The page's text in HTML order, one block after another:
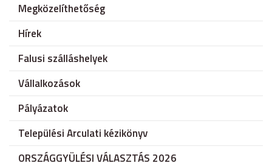
Megközelíthetőség
Hírek
Falusi szálláshelyek
Vállalkozások
Pályázatok
Települési Arculati kézikönyv
ORSZÁGGYÜLÉSI VÁLASZTÁS 2026